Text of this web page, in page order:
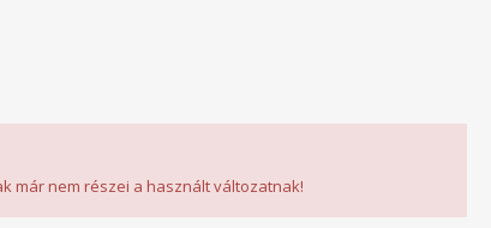
már nem részei a használt változatnak!